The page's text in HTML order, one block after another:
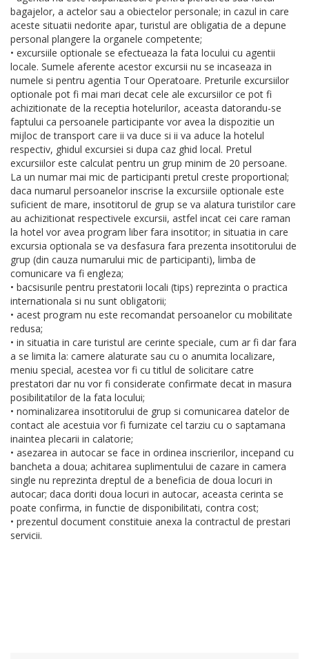
bagajelor, a actelor sau a obiectelor personale; in cazul in care
aceste situatii nedorite apar, turistul are obligatia de a depune
personal plangere la organele competente;
• excursiile optionale se efectueaza la fata locului cu agentii
locale. Sumele aferente acestor excursii nu se incaseaza in
numele si pentru agentia Tour Operatoare. Preturile excursiilor
optionale pot fi mai mari decat cele ale excursiilor ce pot fi
achizitionate de la receptia hotelurilor, aceasta datorandu-se
faptului ca persoanele participante vor avea la dispozitie un
mijloc de transport care ii va duce si ii va aduce la hotelul
respectiv, ghidul excursiei si dupa caz ghid local. Pretul
excursiilor este calculat pentru un grup minim de 20 persoane.
La un numar mai mic de participanti pretul creste proportional;
daca numarul persoanelor inscrise la excursiile optionale este
suficient de mare, insotitorul de grup se va alatura turistilor care
au achizitionat respectivele excursii, astfel incat cei care raman
la hotel vor avea program liber fara insotitor; in situatia in care
excursia optionala se va desfasura fara prezenta insotitorului de
grup (din cauza numarului mic de participanti), limba de
comunicare va fi engleza;
• bacsisurile pentru prestatorii locali (tips) reprezinta o practica
internationala si nu sunt obligatorii;
• acest program nu este recomandat persoanelor cu mobilitate
redusa;
• in situatia in care turistul are cerinte speciale, cum ar fi dar fara
a se limita la: camere alaturate sau cu o anumita localizare,
meniu special, acestea vor fi cu titlul de solicitare catre
prestatori dar nu vor fi considerate confirmate decat in masura
posibilitatilor de la fata locului;
• nominalizarea insotitorului de grup si comunicarea datelor de
contact ale acestuia vor fi furnizate cel tarziu cu o saptamana
inaintea plecarii in calatorie;
• asezarea in autocar se face in ordinea inscrierilor, incepand cu
bancheta a doua; achitarea suplimentului de cazare in camera
single nu reprezinta dreptul de a beneficia de doua locuri in
autocar; daca doriti doua locuri in autocar, aceasta cerinta se
poate confirma, in functie de disponibilitati, contra cost;
• prezentul document constituie anexa la contractul de prestari
servicii.